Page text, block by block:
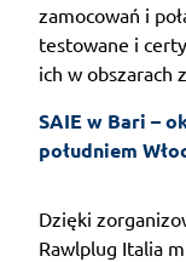
zamocowań i
testowane i
ich w obszarach
SAIE w Bari –
południem
Dzięki
Rawlplug Italia